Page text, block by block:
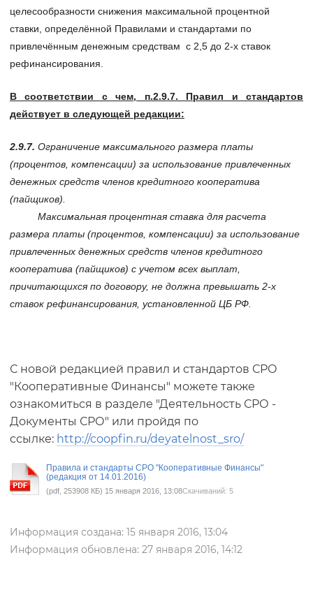
целесообразности снижения максимальной процентной
ставки, определённой Правилами и стандартами по
привлечённым денежным средствам с 2,5 до 2-х ставок
рефинансирования.
В соответствии с чем, п.2.9.7. Правил и стандартов
действует в следующей редакции:
2.9.7. Ограничение максимального размера платы
(процентов, компенсации) за использование привлеченных
денежных средств членов кредитного кооператива
(пайщиков).
Максимальная процентная ставка для расчета
размера платы (процентов, компенсации) за использование
привлеченных денежных средств членов кредитного
кооператива (пайщиков) с учетом всех выплат,
причитающихся по договору, не должна превышать 2-х
ставок рефинансирования, установленной ЦБ РФ.
С новой редакцией правил и стандартов СРО
"Кооперативные Финансы" можете также
ознакомиться в разделе "Деятельность СРО -
Документы СРО" или пройдя по
ссылке: http://coopfin.ru/deyatelnost_sro/
Правила и стандарты СРО "Кооперативные Финансы"
(редакция от 14.01.2016)
(pdf, 253908 КБ) 15 января 2016, 13:08Скачиваний: 5
Информация создана: 15 января 2016, 13:04
Информация обновлена: 27 января 2016, 14:12